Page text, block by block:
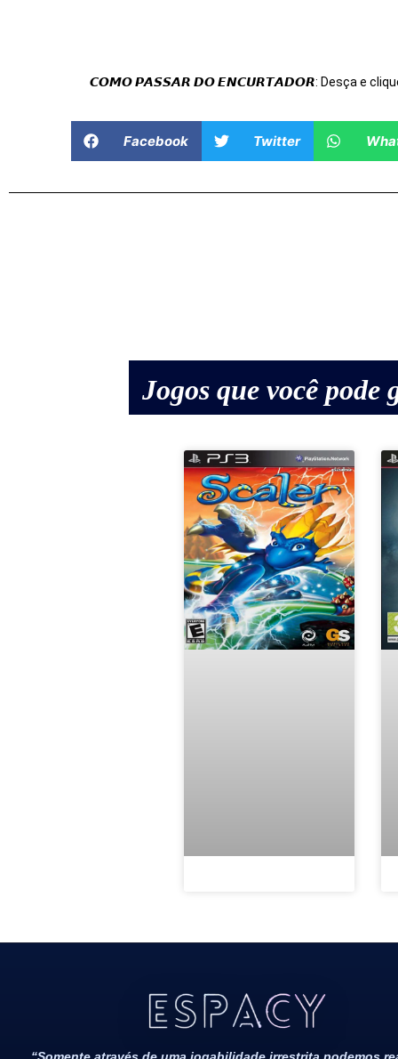
𝘾𝙊𝙈𝙊 𝙋𝘼𝙎𝙎𝘼𝙍 𝘿𝙊 𝙀𝙉𝘾𝙐𝙍𝙏𝘼𝘿𝙊𝙍: Desça e clique
Facebook Twitter
Jogos que você pode
Todos Os Direitos Reservados 2022/2023​
“Somente através de uma jogabilidade irrestrita podemos